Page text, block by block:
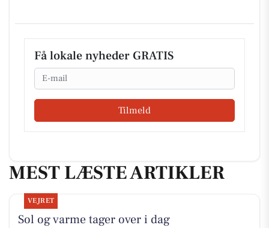
Få lokale nyheder GRATIS
Email
Tilmeld
MEST LÆSTE ARTIKLER
VEJRET
Sol og varme tager over i dag